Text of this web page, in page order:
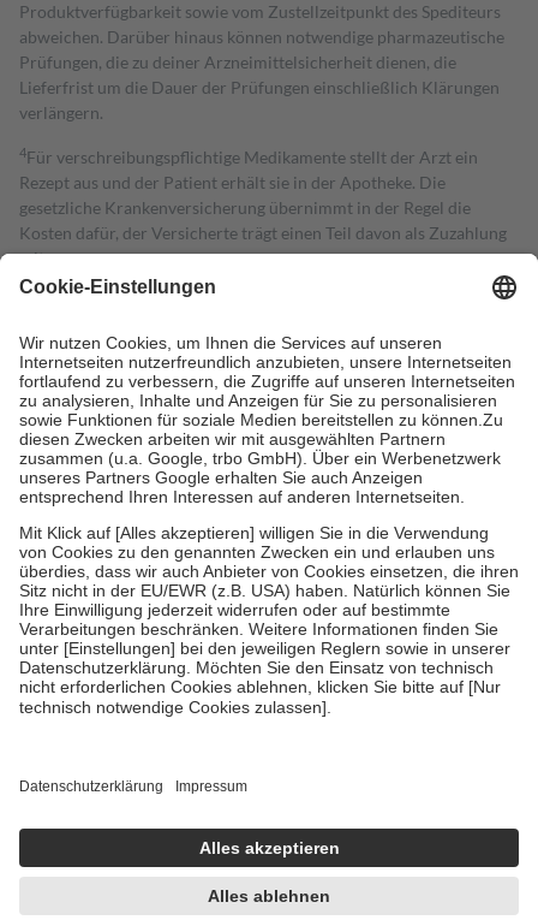
Produktverfügbarkeit sowie vom Zustellzeitpunkt des Spediteurs
abweichen. Darüber hinaus können notwendige pharmazeutische
Prüfungen, die zu deiner Arzneimittelsicherheit dienen, die
Lieferfrist um die Dauer der Prüfungen einschließlich Klärungen
verlängern.
4Für verschreibungspflichtige Medikamente stellt der Arzt ein
Rezept aus und der Patient erhält sie in der Apotheke. Die
gesetzliche Krankenversicherung übernimmt in der Regel die
Kosten dafür, der Versicherte trägt einen Teil davon als Zuzahlung
mit.
Grundsätzlich leisten Mitglieder Zuzahlungen in Höhe von zehn
höchstens zehn Euro.
Es sind jedoch nie mehr als die tatsächlichen
Kosten der Leistung zu entrichten.
Diese Regeln gelten grundsätzlich auch für Online-Apotheken.
Bei Heilmitteln und häuslicher Krankenpflege beträgt die
Zuzahlung zehn Prozent der Kosten sowie zehn Euro je
Verordnung.
Um das Engagement der Versicherten für ihre eigene Gesundheit zu
stärken und die besondere Stellung der Familie zu unterstützen,
fallenkeine Zuzahlungenan bei:
• Kindern und Jugendlichen bis zum vollendeten 18. Lebensjahr
mit Ausnahme der Fahrkosten
• Untersuchungen zur Vorsorge und Früherkennung, die von der
GKV getragen werden
• empfohlenen Schutzimpfungen
• Harn- und Blutteststreifen
getroffen, um sicherzustellen, dass es sich um echte Bewertungen
https://help.etrusted.com/hc/de/articles/4419944605341
Einige Bilder und Inhalte wurden unter Zuhilfenahme künstlicher